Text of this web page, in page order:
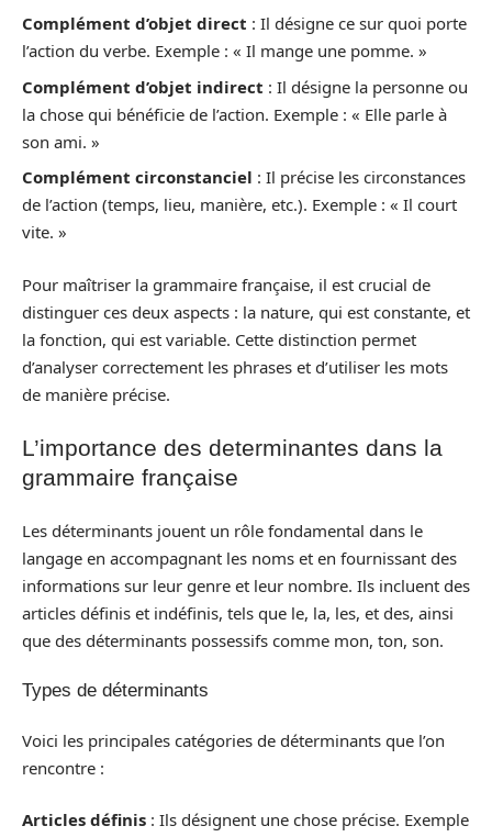
Complément d’objet direct : Il désigne ce sur quoi porte
l’action du verbe. Exemple : « Il mange une pomme. »
Complément d’objet indirect : Il désigne la personne ou
la chose qui bénéficie de l’action. Exemple : « Elle parle à
son ami. »
Complément circonstanciel : Il précise les circonstances
de l’action (temps, lieu, manière, etc.). Exemple : « Il court
vite. »
Pour maîtriser la grammaire française, il est crucial de
distinguer ces deux aspects : la nature, qui est constante, et
la fonction, qui est variable. Cette distinction permet
d’analyser correctement les phrases et d’utiliser les mots
de manière précise.
L’importance des determinantes dans la
grammaire française
Les déterminants jouent un rôle fondamental dans le
langage en accompagnant les noms et en fournissant des
informations sur leur genre et leur nombre. Ils incluent des
articles définis et indéfinis, tels que le, la, les, et des, ainsi
que des déterminants possessifs comme mon, ton, son.
Types de déterminants
Voici les principales catégories de déterminants que l’on
rencontre :
Articles définis : Ils désignent une chose précise. Exemple